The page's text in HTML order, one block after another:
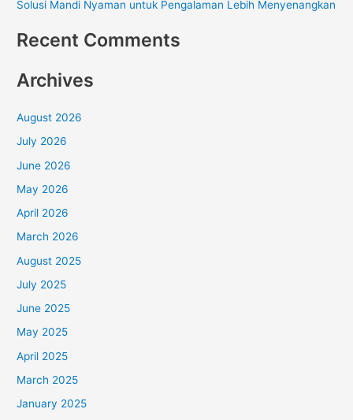
Solusi Mandi Nyaman untuk Pengalaman Lebih Menyenangkan
Recent Comments
Archives
August 2026
July 2026
June 2026
May 2026
April 2026
March 2026
August 2025
July 2025
June 2025
May 2025
April 2025
March 2025
January 2025